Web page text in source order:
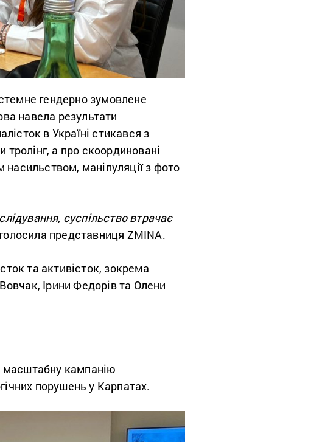
гендерно зумовлене
навела результати
в Україні стикався з
а про скоординовані
насильством, маніпуляції з фото
суспільство втрачає
представниця ZMINA.
та активісток, зокрема
Ірини Федорів та Олени
масштабну кампанію
порушень у Карпатах.